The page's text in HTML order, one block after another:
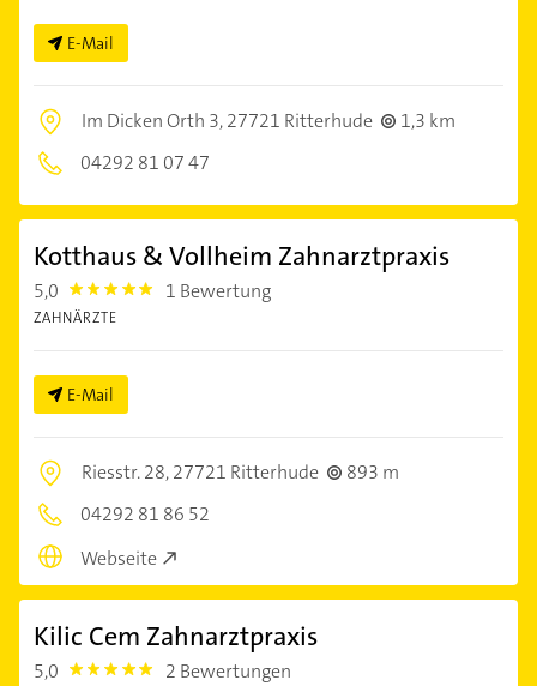
E-Mail
Im Dicken Orth 3,27721 Ritterhude
1,3 km
04292 81 07 47
Kotthaus & Vollheim Zahnarztpraxis
5,0 5.0 1 Bewertung
ZAHNÄRZTE
E-Mail
Riesstr. 28,27721 Ritterhude
893 m
04292 81 86 52
Webseite
Kilic Cem Zahnarztpraxis
5,0 5.0 2 Bewertungen